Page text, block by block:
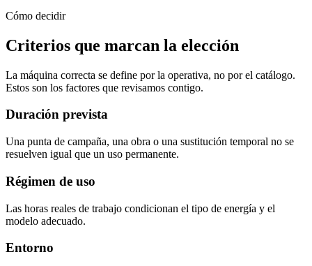
Cómo decidir
Criterios que marcan la elección
La máquina correcta se define por la operativa, no por el catálogo.
Estos son los factores que revisamos contigo.
Duración prevista
Una punta de campaña, una obra o una sustitución temporal no se
resuelven igual que un uso permanente.
Régimen de uso
Las horas reales de trabajo condicionan el tipo de energía y el
modelo adecuado.
Entorno